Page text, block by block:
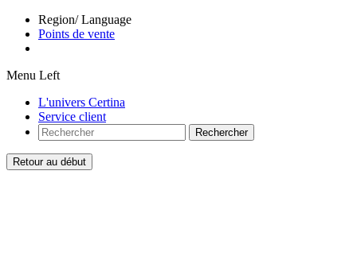
Region/ Language
Points de vente
Menu Left
L'univers Certina
Service client
Rechercher
Retour au début